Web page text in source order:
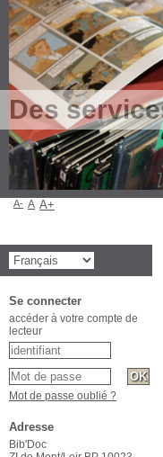
Des
A- A A+
Se connecter
accéder à votre compte de
lecteur
Mot de passe oublié ?
Adresse
Bib'Doc